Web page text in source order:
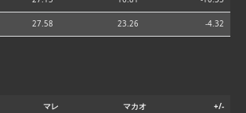
27.58 23.26 -4.32
マレ マカオ +/-